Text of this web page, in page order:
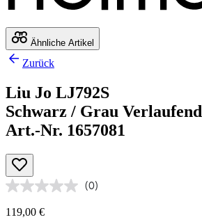
Ähnliche Artikel
Zurück
Liu Jo LJ792S
Schwarz / Grau Verlaufend
Art.-Nr. 1657081
(0)
119,00 €